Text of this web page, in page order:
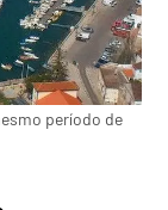
período de